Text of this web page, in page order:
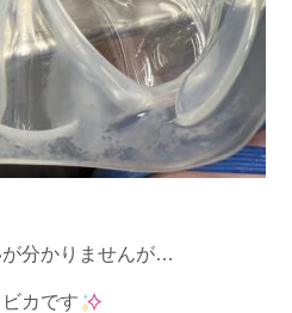
分かりませんが…
カです